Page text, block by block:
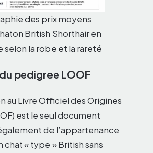
des prix moyens
British Shorthair en
selon la robe et la rareté
pedigree LOOF
au Livre Officiel des Origines
est le seul document
de l’appartenance
chat « type » British sans